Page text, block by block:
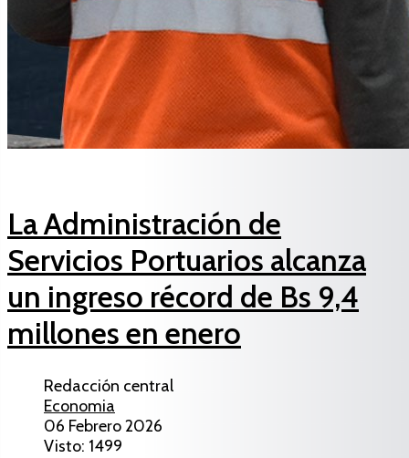
La Administración de
Servicios Portuarios alcanza
un ingreso récord de Bs 9,4
millones en enero
Redacción central
Economia
06 Febrero 2026
Visto: 1499